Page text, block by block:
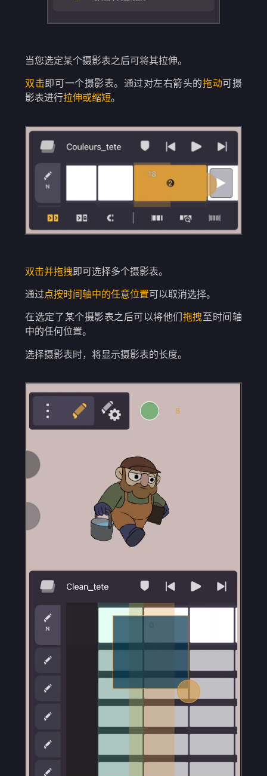
当您选定某个摄影表之后可将其拉伸。
双击 即可一个摄影表。通过对左右箭头的拖动可摄
影表进行拉伸或缩短。
双击并拖拽即可选择多个摄影表。
通过点按时间轴中的任意位置可以取消选择。
在选定了某个摄影表之后可以将他们 拖拽至时间轴
中的任何位置。
选择摄影表时，将显示摄影表的长度。